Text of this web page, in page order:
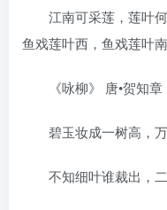
江南可采莲，莲叶
鱼戏莲叶西，鱼戏莲叶
《咏柳》 唐•贺知章
碧玉妆成一树高，
不知细叶谁裁出，